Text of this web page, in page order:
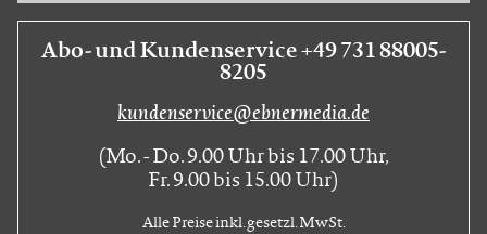
Abo- und Kundenservice +49 731 88005-
8205
kundenservice@ebnermedia.de
(Mo. - Do. 9.00 Uhr bis 17.00 Uhr,
Fr. 9.00 bis 15.00 Uhr)
Alle Preise inkl. gesetzl. MwSt.